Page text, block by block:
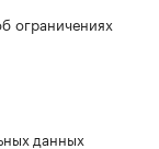
ограничениях
данных